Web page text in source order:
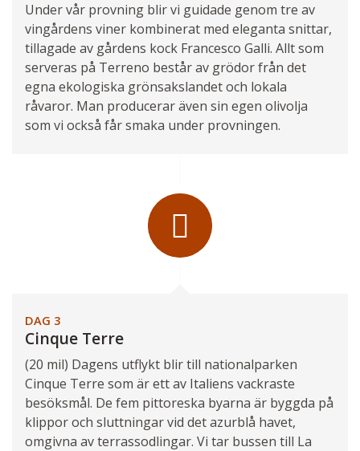
Under vår provning blir vi guidade genom tre av
vingårdens viner kombinerat med eleganta snittar,
tillagade av gårdens kock Francesco Galli. Allt som
serveras på Terreno består av grödor från det
egna ekologiska grönsakslandet och lokala
råvaror. Man producerar även sin egen olivolja
som vi också får smaka under provningen.
DAG 3
Cinque Terre
(20 mil) Dagens utflykt blir till nationalparken
Cinque Terre som är ett av Italiens vackraste
besöksmål. De fem pittoreska byarna är byggda på
klippor och sluttningar vid det azurblå havet,
omgivna av terrassodlingar. Vi tar bussen till La